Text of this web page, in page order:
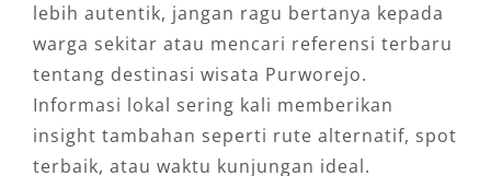
lebih autentik, jangan ragu bertanya kepada
warga sekitar atau mencari referensi terbaru
tentang destinasi wisata Purworejo.
Informasi lokal sering kali memberikan
insight tambahan seperti rute alternatif, spot
terbaik, atau waktu kunjungan ideal.